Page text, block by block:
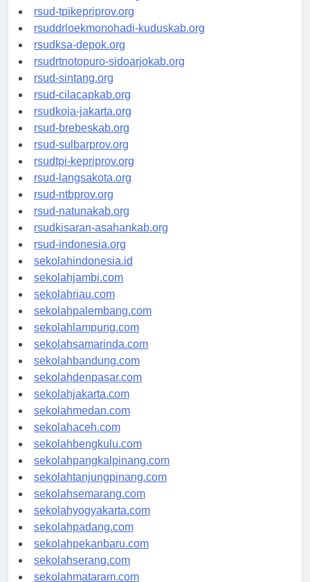
rsud-simeuluekab.org
rsud-tpikepriprov.org
rsuddrloekmonohadi-kuduskab.org
rsudksa-depok.org
rsudrtnotopuro-sidoarjokab.org
rsud-sintang.org
rsud-cilacapkab.org
rsudkoja-jakarta.org
rsud-brebeskab.org
rsud-sulbarprov.org
rsudtpi-kepriprov.org
rsud-langsakota.org
rsud-ntbprov.org
rsud-natunakab.org
rsudkisaran-asahankab.org
rsud-indonesia.org
sekolahindonesia.id
sekolahjambi.com
sekolahriau.com
sekolahpalembang.com
sekolahlampung.com
sekolahsamarinda.com
sekolahbandung.com
sekolahdenpasar.com
sekolahjakarta.com
sekolahmedan.com
sekolahaceh.com
sekolahbengkulu.com
sekolahpangkalpinang.com
sekolahtanjungpinang.com
sekolahsemarang.com
sekolahyogyakarta.com
sekolahpadang.com
sekolahpekanbaru.com
sekolahserang.com